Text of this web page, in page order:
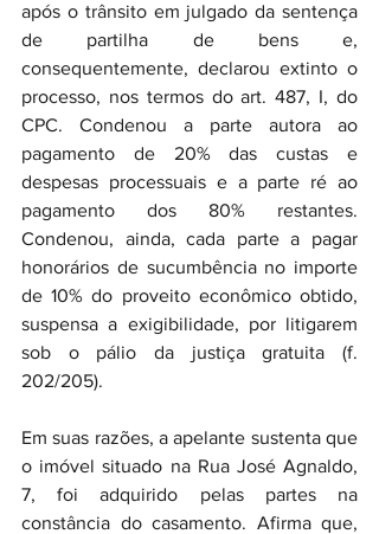
após o trânsito em julgado da sentença
de partilha de bens e,
consequentemente, declarou extinto o
processo, nos termos do art. 487, I, do
CPC. Condenou a parte autora ao
pagamento de 20% das custas e
despesas processuais e a parte ré ao
pagamento dos 80% restantes.
Condenou, ainda, cada parte a pagar
honorários de sucumbência no importe
de 10% do proveito econômico obtido,
suspensa a exigibilidade, por litigarem
sob o pálio da justiça gratuita (f.
202/205).
Em suas razões, a apelante sustenta que
o imóvel situado na Rua José Agnaldo,
7, foi adquirido pelas partes na
constância do casamento. Afirma que,